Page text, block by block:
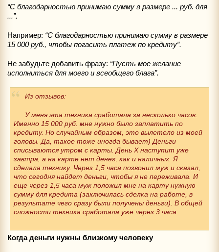
“С благодарностью принимаю сумму в размере ... руб. для
...”.
Например: “С благодарностью принимаю сумму в размере
15 000 руб., чтобы погасить платеж по кредиту”.
Не забудьте добавить фразу: “Пусть мое желание
исполниться для моего и всеобщего блага”.
Из отзывов:
У меня эта техника сработала за несколько часов.
Именно 15 000 руб. мне нужно было заплатить по
кредиту. Но случайным образом, это вылетело из моей
головы. Да, такое тоже иногда бывает) Деньги
списываются утром с карты. День Х наступит уже
завтра, а на карте нет денег, как и наличных. Я
сделала технику. Через 1,5 часа позвонил муж и сказал,
что сегодня найдет деньги, чтобы я не переживала. И
еще через 1,5 часа муж положил мне на карту нужную
сумму для кредита (заключилась сделка на работе, в
результате чего сразу были получены деньги). В общей
сложности техника сработала уже через 3 часа.
Когда деньги нужны близкому человеку